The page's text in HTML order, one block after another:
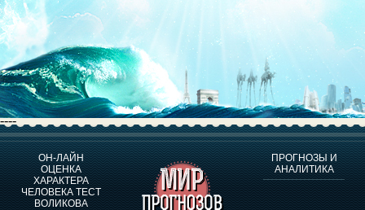
----
ОН-ЛАЙН
ОЦЕНКА
ХАРАКТЕРА
ЧЕЛОВЕКА ТЕСТ
ВОЛИКОВА
ПРОГНОЗЫ И
АНАЛИТИКА
О ПРОГРАММЕ
ОЦЕНКА ХАРАКТЕРA ЧЕЛОВЕКА
ОЦЕНКА ХАРАКТЕРА ВЫДАЮЩИХСЯ ЛИЧНОСТЕЙ